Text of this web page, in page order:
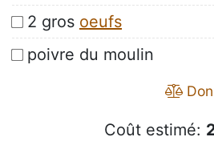
2 gros oeufs
poivre du moulin
Coût estimé: